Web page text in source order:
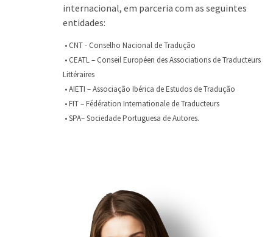
internacional, em parceria com as seguintes
entidades:
• CNT - Conselho Nacional de Tradução
• CEATL – Conseil Européen des Associations de Traducteurs
Littéraires
• AIETI – Associação Ibérica de Estudos de Tradução
• FIT – Fédération Internationale de Traducteurs
• SPA– Sociedade Portuguesa de Autores.